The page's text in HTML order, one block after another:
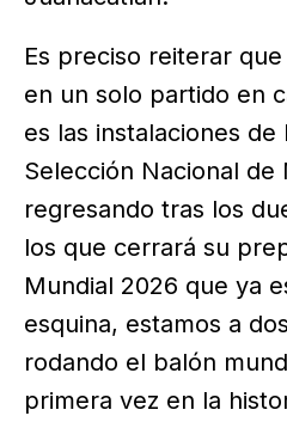
Es preciso reiterar
en un solo partido en
es las instalaciones de
Selección Nacional de
regresando tras los
los que cerrará su
Mundial 2026 que ya
esquina, estamos a
rodando el balón
primera vez en la